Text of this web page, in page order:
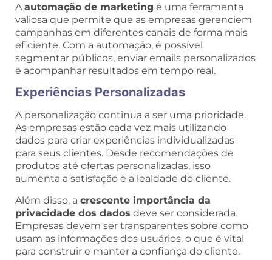
A automação de marketing é uma ferramenta
valiosa que permite que as empresas gerenciem
campanhas em diferentes canais de forma mais
eficiente. Com a automação, é possível
segmentar públicos, enviar emails personalizados
e acompanhar resultados em tempo real.
Experiências Personalizadas
A personalização continua a ser uma prioridade.
As empresas estão cada vez mais utilizando
dados para criar experiências individualizadas
para seus clientes. Desde recomendações de
produtos até ofertas personalizadas, isso
aumenta a satisfação e a lealdade do cliente.
Além disso, a crescente importância da
privacidade dos dados deve ser considerada.
Empresas devem ser transparentes sobre como
usam as informações dos usuários, o que é vital
para construir e manter a confiança do cliente.